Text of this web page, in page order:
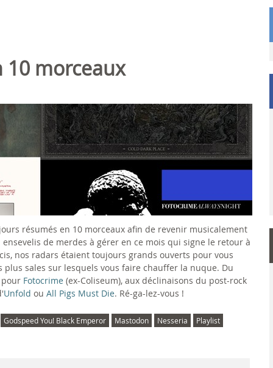
10 morceaux
résumés en 10 morceaux afin de revenir musicalement
de merdes à gérer en ce mois qui signe le retour à
nos radars étaient toujours grands ouverts pour vous
sales sur lesquels vous faire chauffer la nuque. Du
pour Fotocrime (ex-Coliseum), aux déclinaisons du post-rock
Unfold ou All Pigs Must Die. Ré-ga-lez-vous !
Godspeed You! Black Emperor Mastodon Nesseria Playlist